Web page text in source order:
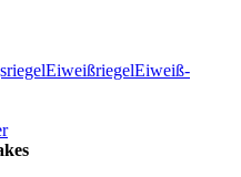
EiweißriegelEiweiß-